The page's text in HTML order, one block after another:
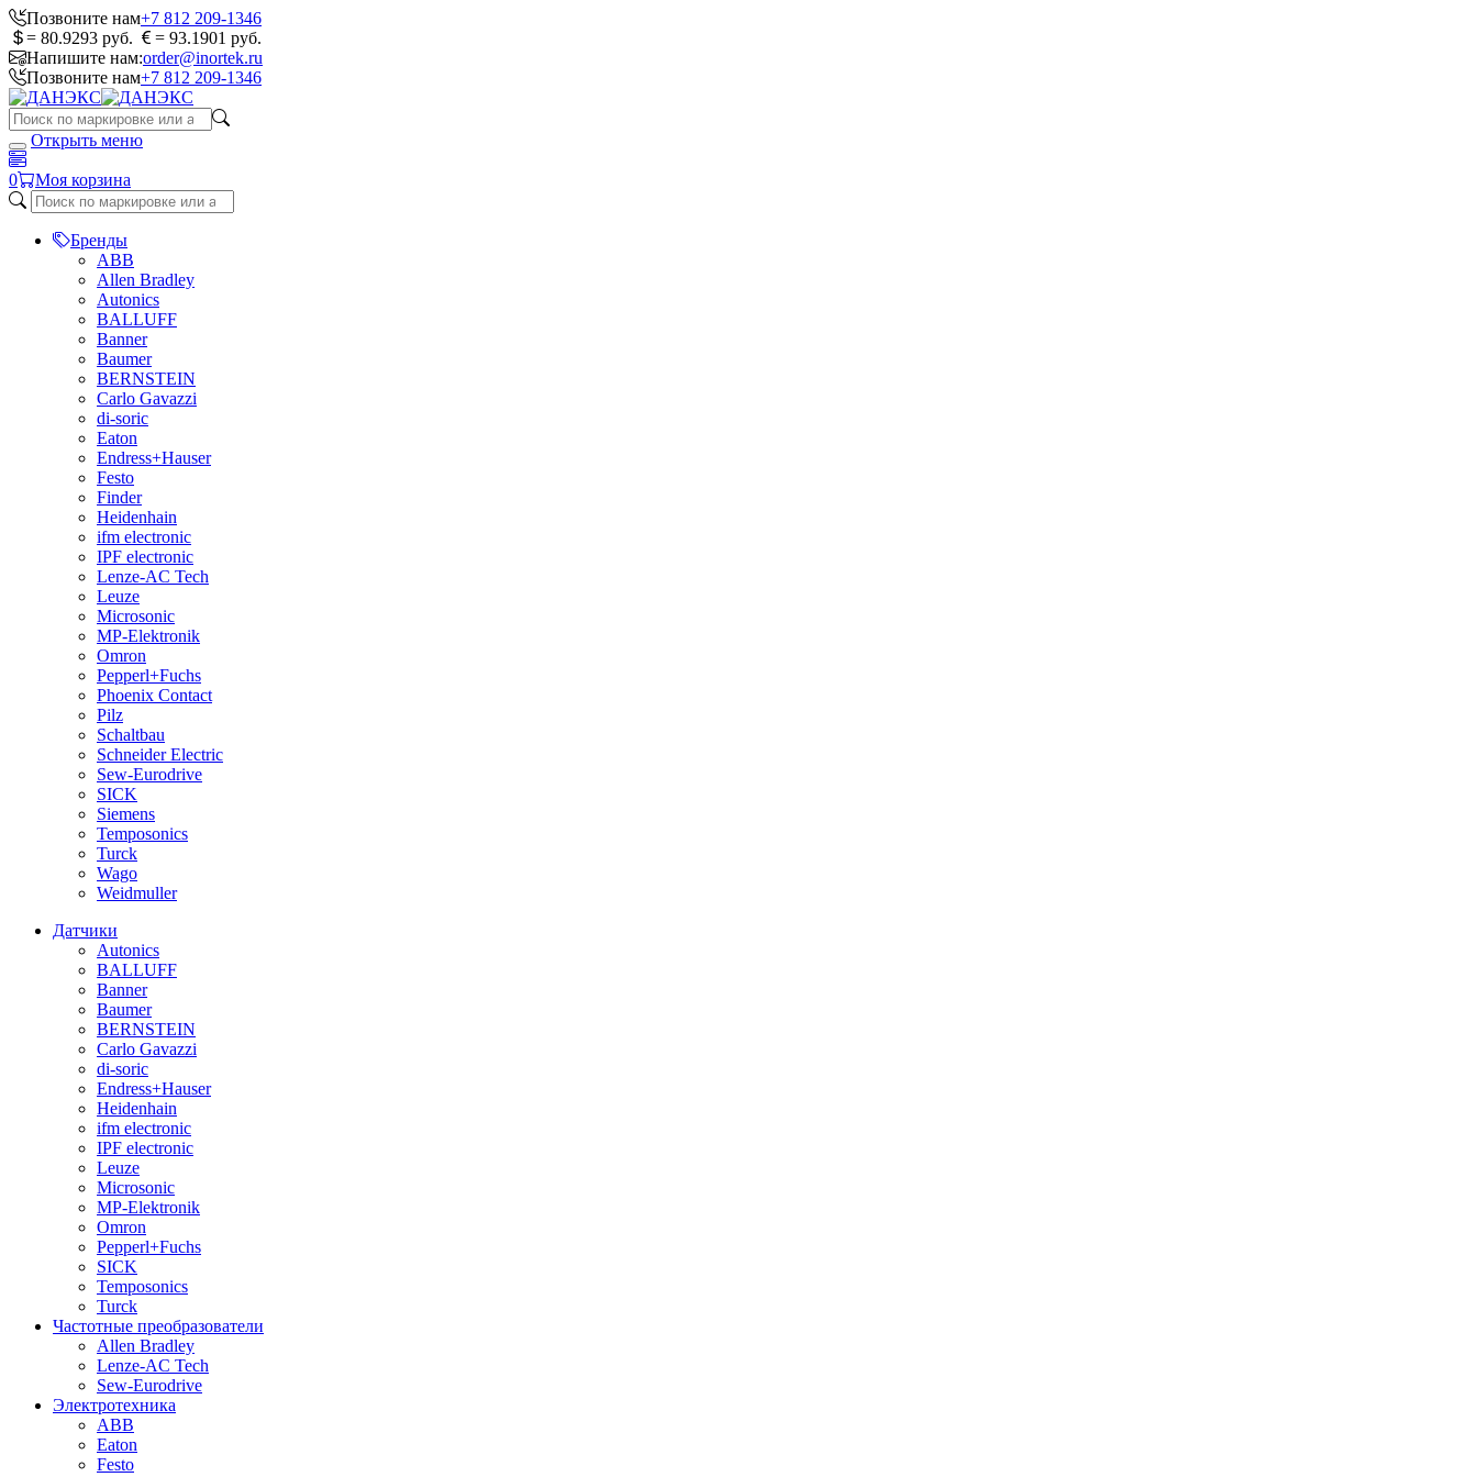
Позвоните нам+7 812 209-1346
= 80.9293 руб.
= 93.1901 руб.
Напишите нам:order@inortek.ru
Позвоните нам+7 812 209-1346
Открыть меню
0 Моя корзина
Бренды
ABB
Allen Bradley
Autonics
BALLUFF
Banner
Baumer
BERNSTEIN
Carlo Gavazzi
di-soric
Eaton
Endress+Hauser
Festo
Finder
Heidenhain
ifm electronic
IPF electronic
Lenze-AC Tech
Leuze
Microsonic
MP-Elektronik
Omron
Pepperl+Fuchs
Phoenix Contact
Pilz
Schaltbau
Schneider Electric
Sew-Eurodrive
SICK
Siemens
Temposonics
Turck
Wago
Weidmuller
Датчики
Autonics
BALLUFF
Banner
Baumer
BERNSTEIN
Carlo Gavazzi
di-soric
Endress+Hauser
Heidenhain
ifm electronic
IPF electronic
Leuze
Microsonic
MP-Elektronik
Omron
Pepperl+Fuchs
SICK
Temposonics
Turck
Частотные преобразователи
Allen Bradley
Lenze-AC Tech
Sew-Eurodrive
Электротехника
ABB
Eaton
Festo